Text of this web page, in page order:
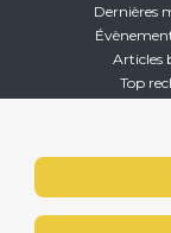
Dernières
Articles
Top